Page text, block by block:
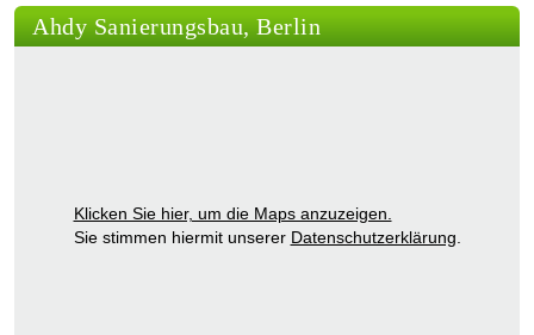
Ahdy Sanierungsbau, Berlin
Klicken Sie hier, um die Maps anzuzeigen.
Sie stimmen hiermit unserer Datenschutzerklärung